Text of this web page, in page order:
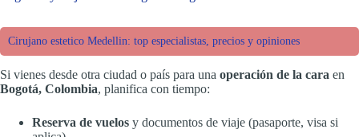
Cirujano estetico Medellin: top especialistas, precios y opiniones
Si vienes desde otra ciudad o país para una operación de la cara en
Bogotá, Colombia, planifica con tiempo:
Reserva de vuelos y documentos de viaje (pasaporte, visa si